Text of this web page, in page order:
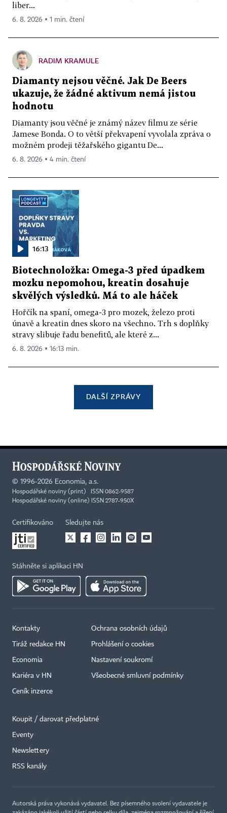
liber...
6. 8. 2026 ▪ 1 min. čtení
RADIM KRAMULE
Diamanty nejsou věčné. Jak De Beers
ukazuje, že žádné aktivum nemá jistou
hodnotu
Diamanty jsou věčné je známý název filmu ze série
Jamese Bonda. O to větší překvapení vyvolala zpráva o
možném prodeji těžařského gigantu De...
6. 8. 2026 ▪ 4 min. čtení
16:13
Biotechnoložka: Omega-3 před úpadkem
mozku nepomohou, kreatin dosahuje
skvělých výsledků. Má to ale háček
Hořčík na spaní, omega-3 pro mozek, železo proti
únavě a kreatin dnes skoro na všechno. Trh s doplňky
stravy slibuje řadu benefitů, ale které z...
6. 8. 2026 ▪ 16:13 min.
DALŠÍ ZPRÁVY
© 1996-2026 Economia, a.s.
Hospodářské noviny (print) ISSN 0862-9587
Hospodářské noviny (online) ISSN 2787-950X
Certifikováno Sledujte nás
Stáhněte si aplikaci HN
Kontakty
Tiráž redakce HN
Economia
Kariéra v HN
Ceník inzerce
Ochrana osobních údajů
Prohlášení o cookies
Nastavení soukromí
Všeobecné smluvní podmínky
Koupit / darovat předplatné
Eventy
Newslettery
RSS kanály
Autorská práva vykonává vydavatel. Bez písemného svolení vydavatele je